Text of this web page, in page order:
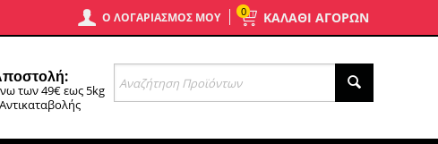
ΚΑΛΑΘΙ ΑΓΟΡΩΝ
0
Ο ΛΟΓΑΡΙΑΣΜΌΣ ΜΟΥ
των 49€ εως 5kg